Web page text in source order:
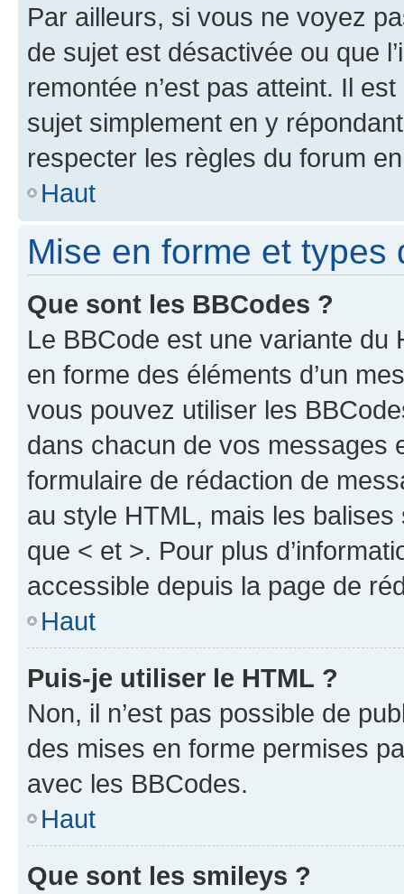
Par ailleurs, si vous ne voyez
de sujet est désactivée ou que
remontée n’est pas atteint. Il
sujet simplement en y
respecter les règles du forum
Haut
Mise en forme et types
Que sont les BBCodes ?
Le BBCode est une variante du
en forme des éléments d’un
vous pouvez utiliser les
dans chacun de vos messages
formulaire de rédaction de
au style HTML, mais les
que < et >. Pour plus
accessible depuis la page de
Haut
Puis-je utiliser le HTML ?
Non, il n’est pas possible de
des mises en forme permises
avec les BBCodes.
Haut
Que sont les smileys ?